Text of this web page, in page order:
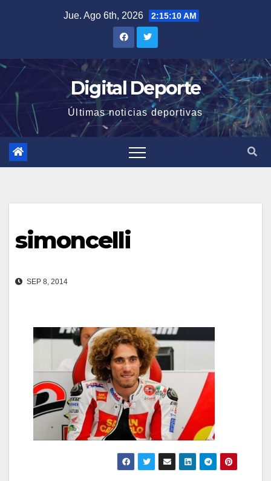
Jue. Ago 6th, 2026 2:15:10 AM
Digital Deporte
Últimas noticias deportivas
simoncelli
SEP 8, 2014